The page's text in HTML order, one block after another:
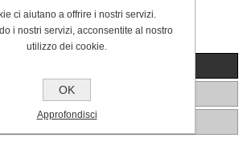
Recensioni
Contattaci
ci aiutano a offrire i nostri servizi.
i nostri servizi, acconsentite al nostro
utilizzo dei cookie.
OK
Approfondisci